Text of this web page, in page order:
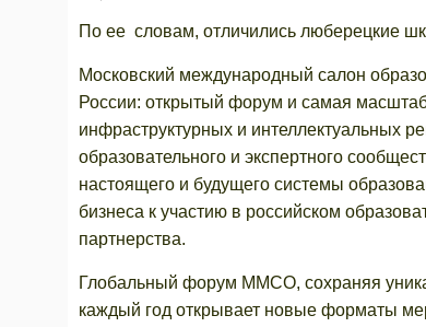
По ее словам, отличились люберецкие
Московский международный салон
России: открытый форум и самая
инфраструктурных и интеллектуальных
образовательного и экспертного
настоящего и будущего системы
бизнеса к участию в российском
партнерства.
Глобальный форум ММСО, сохраняя
каждый год открывает новые форматы